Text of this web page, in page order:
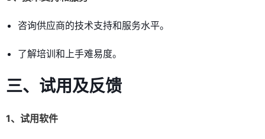
咨询供应商的技术支持和服务水平。
了解培训和上手难易度。
三、试用及反馈
1、试用软件